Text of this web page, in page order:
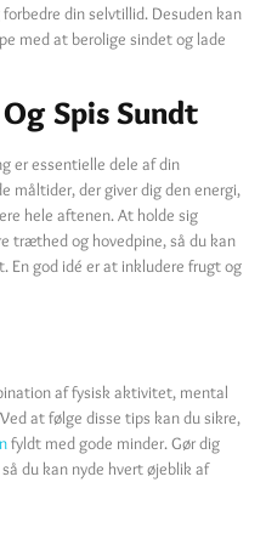
din selvtillid. Desuden kan
med at berolige sindet og lade
Spis Sundt
er essentielle dele af din
måltider, der giver dig den energi,
hele aftenen. At holde sig
træthed og hovedpine, så du kan
En god idé er at inkludere frugt og
af fysisk aktivitet, mental
at følge disse tips kan du sikre,
fyldt med gode minder. Gør dig
du kan nyde hvert øjeblik af